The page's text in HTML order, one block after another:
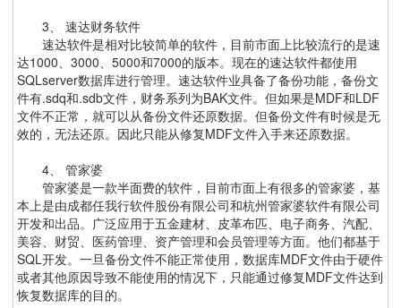
3、 速达财务软件
速达软件是相对比较简单的软件，目前市面上比较流行的是速
达1000、3000、5000和7000的版本。现在的速达软件都使用
SQLserver数据库进行管理。速达软件业具备了备份功能，备份文
件有.sdq和.sdb文件，财务系列为BAK文件。但如果是MDF和LDF
文件不正常，就可以从备份文件还原数据。但备份文件有时候是无
效的，无法还原。因此只能从修复MDF文件入手来还原数据。
4、 管家婆
管家婆是一款半面费的软件，目前市面上有很多的管家婆，基
本上是由成都任我行软件股份有限公司和杭州管家婆软件有限公司
开发和出品。广泛应用于五金建材、皮革布匹、电子商务、汽配、
美容、财贸、医药管理、资产管理和会员管理等方面。他们都基于
SQL开发。一旦备份文件不能正常使用，数据库MDF文件由于硬件
或者其他原因导致不能使用的情况下，只能通过修复MDF文件达到
恢复数据库的目的。